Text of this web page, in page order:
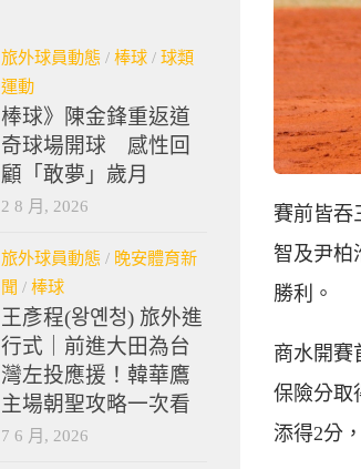
賽前皆吞
智及尹柏
勝利。
商水開賽
保險分取
添得2分
旅外球員動態 / 棒球 / 球類
運動
棒球》陳金鋒重返道
奇球場開球 感性回
顧「敢夢」歲月
2 8 月, 2026
旅外球員動態 / 晚安體育新
聞 / 棒球
王彥程(왕옌청) 旅外進
行式｜前進大田為台
灣左投應援！韓華鷹
主場朝聖攻略一次看
7 6 月, 2026